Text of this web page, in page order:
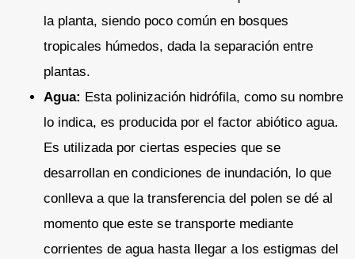
la planta, siendo poco común en bosques
tropicales húmedos, dada la separación entre
plantas.
Agua: Esta polinización hidrófila, como su nombre
lo indica, es producida por el factor abiótico agua.
Es utilizada por ciertas especies que se
desarrollan en condiciones de inundación, lo que
conlleva a que la transferencia del polen se dé al
momento que este se transporte mediante
corrientes de agua hasta llegar a los estigmas del